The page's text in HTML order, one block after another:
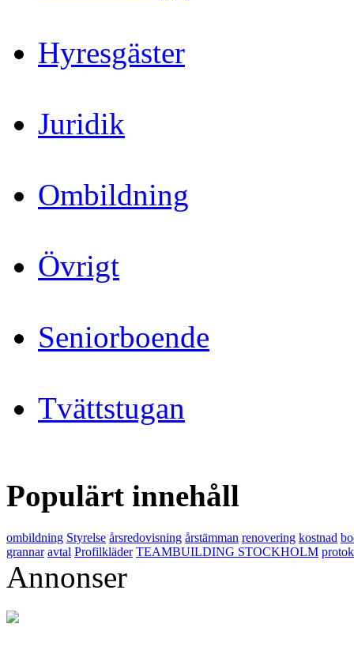
Hyresgäster
Juridik
Ombildning
Övrigt
Seniorboende
Tvättstugan
Populärt innehåll
ombildning Styrelse årsredovisning årstämman renovering kostnad
grannar avtal Profilkläder TEAMBUILDING STOCKHOLM
Annonser